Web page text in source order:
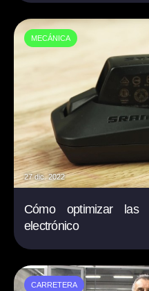
MECÁNICA
27 dic. 2022
Cómo optimizar
electrónico
CARRETERA